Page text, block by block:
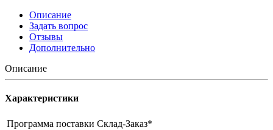
Описание
Задать вопрос
Отзывы
Дополнительно
Описание
Характеристики
Программа поставки Склад-Заказ*